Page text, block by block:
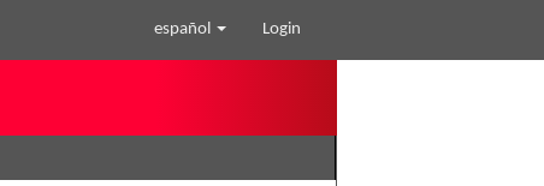
español Login